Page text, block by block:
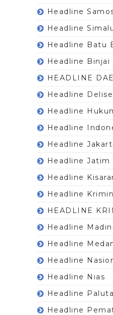
Headline
Headline
Headline Batu
Headline Binjai
HEADLINE
Headline
Headline
Headline
Headline
Headline Jatim
Headline
Headline
HEADLINE
Headline
Headline
Headline
Headline Nias
Headline Paluta
Headline